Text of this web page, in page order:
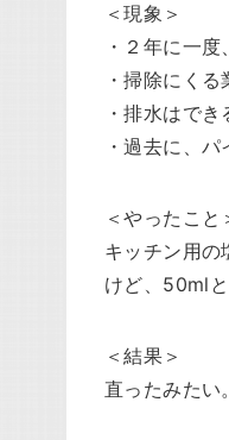
＜現象＞
・２年に一
・掃除にく
・排水はで
・過去に、
＜やったこと
キッチン用の
けど、50ml
＜結果＞
直ったみたい